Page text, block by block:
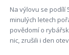
Na výlovu se podílí
minulých letech
povědomí o
nic, zrušili i den